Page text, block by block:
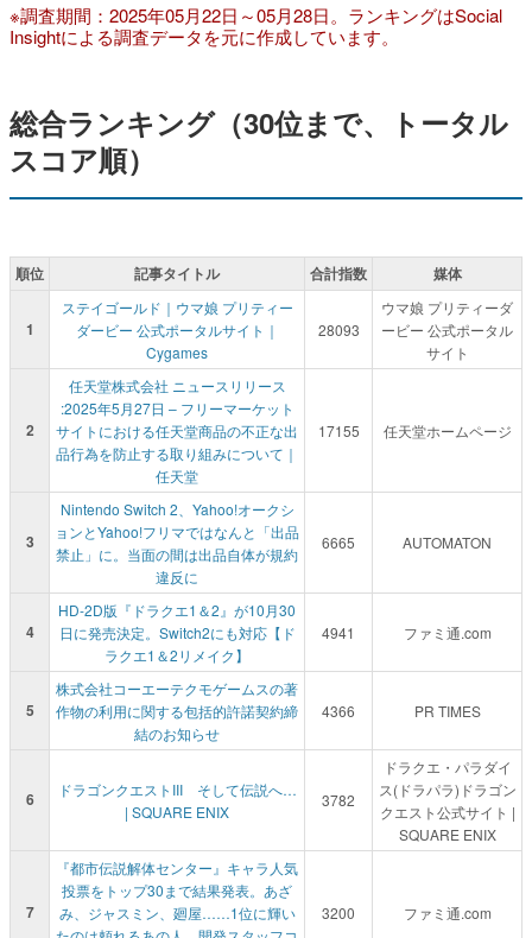
※調査期間：2025年05月22日～05月28日。ランキングはSocial
Insightによる調査データを元に作成しています。
総合ランキング（30位まで、トータル
スコア順）
順位 記事タイトル 合計指数 媒体
1
ステイゴールド｜ウマ娘 プリティー
ダービー 公式ポータルサイト｜
Cygames
28093
ウマ娘 プリティーダ
ービー 公式ポータル
サイト
2
任天堂株式会社 ニュースリリース
:2025年5月27日 – フリーマーケット
サイトにおける任天堂商品の不正な出
品行為を防止する取り組みについて｜
任天堂
17155 任天堂ホームページ
3
Nintendo Switch 2、Yahoo!オークシ
ョンとYahoo!フリマではなんと「出品
禁止」に。当面の間は出品自体が規約
違反に
6665 AUTOMATON
4
HD-2D版『ドラクエ1＆2』が10月30
日に発売決定。Switch2にも対応【ド
ラクエ1＆2リメイク】
4941 ファミ通.com
5
株式会社コーエーテクモゲームスの著
作物の利用に関する包括的許諾契約締
結のお知らせ
4366 PR TIMES
6
ドラゴンクエストIII そして伝説へ…
| SQUARE ENIX
3782
ドラクエ・パラダイ
ス(ドラパラ)ドラゴン
クエスト公式サイト |
SQUARE ENIX
7
『都市伝説解体センター』キャラ人気
投票をトップ30まで結果発表。あざ
み、ジャスミン、廻屋……1位に輝い
3200 ファミ通.com